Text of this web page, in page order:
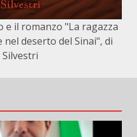
il romanzo "La ragazza
deserto del Sinai", di